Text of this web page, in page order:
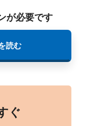
が必要です
読む
ぐ